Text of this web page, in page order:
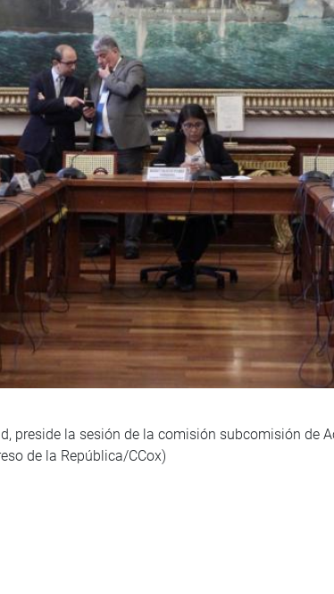
preside la sesión de la comisión subcomisión de
de la República/CCox)